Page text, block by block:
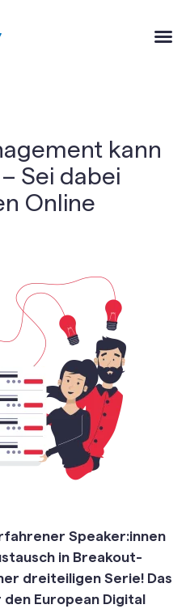
kann
Sei dabei
Online
Speaker:innen
in Breakout-
dreiteiligen Serie! Das
European Digital